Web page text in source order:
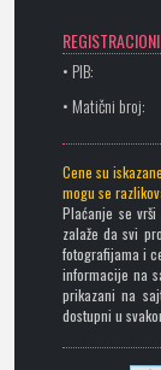
• PIB:
• Matični broj:
Cene su
mogu se
Plaćanje se
zalaže da svi
fotografijama i
informacije na
prikazani na
dostupni u